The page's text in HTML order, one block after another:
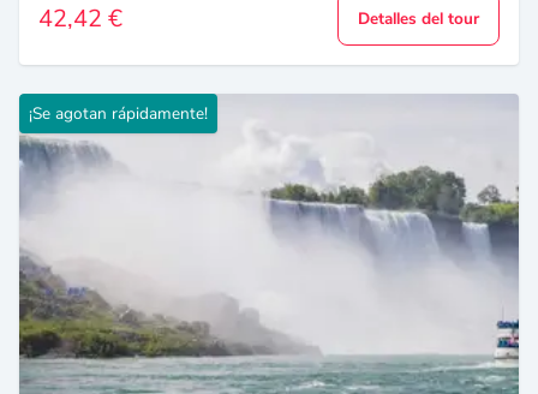
42,42 € Detalles del tour
¡Se agotan rápidamente!